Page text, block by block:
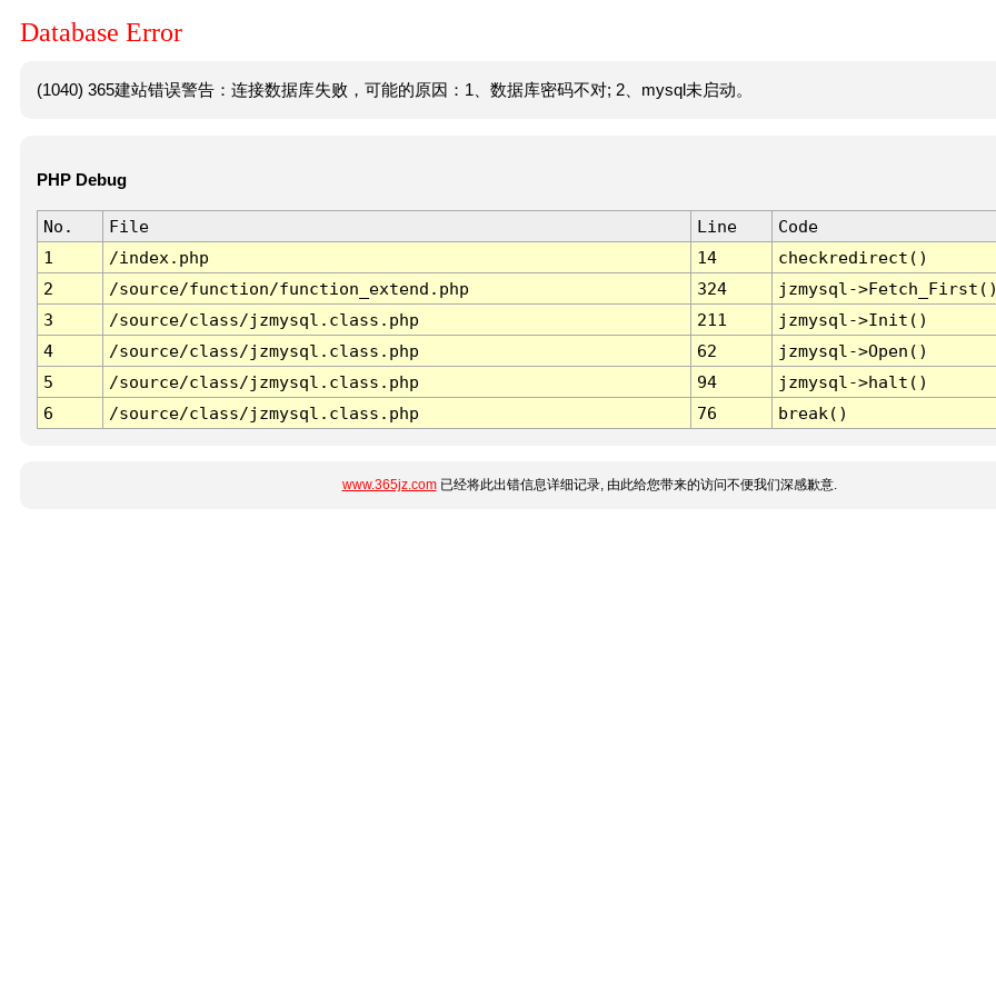
Database Error
(1040) 365建站错误警告：连接数据库失败，可能的原因：1、数据库密码不对; 2、mysql未启动。
PHP Debug
No. File Line
Code
1
/index.php 14
checkredirect()
2
/source/function/function_extend.php 324
jzmysql-
3
/source/class/jzmysql.class.php 211
jzmysql->Init()
4
/source/class/jzmysql.class.php 62
jzmysql->Open()
5
/source/class/jzmysql.class.php 94
jzmysql->halt()
6
/source/class/jzmysql.class.php 76 break()
www.365jz.com已经将此出错信息详细记录, 由此给您带来的访问不便我们深感歉意.